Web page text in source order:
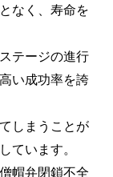
なく、寿命を
テージの進行
い成功率を誇
しまうことが
ています。
帽弁閉鎖不全